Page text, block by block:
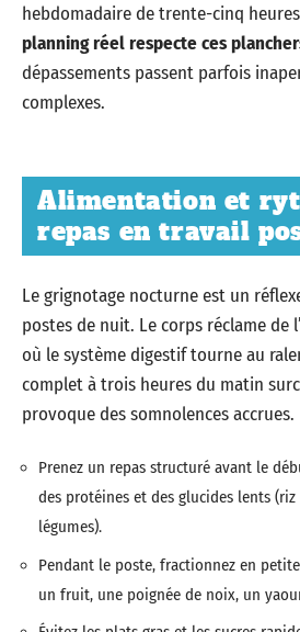
hebdomadaire de trente-cinq
planning réel respecte ces
dépassements passent parfois
complexes.
Alimentation et
repas en travail
Le grignotage nocturne est un
postes de nuit. Le corps réclame de
où le système digestif tourne au
complet à trois heures du matin
provoque des somnolences accrues.
Prenez un repas structuré avant le
des protéines et des glucides lents
légumes).
Pendant le poste, fractionnez en
un fruit, une poignée de noix, un